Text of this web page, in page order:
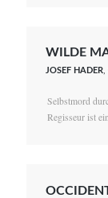
WILDE
JOSEF HADER
Selbstmord
Regisseur ist